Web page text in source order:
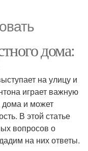
дома:
на улицу и
играет важную
и может
В этой статье
вопросов о
на них ответы.